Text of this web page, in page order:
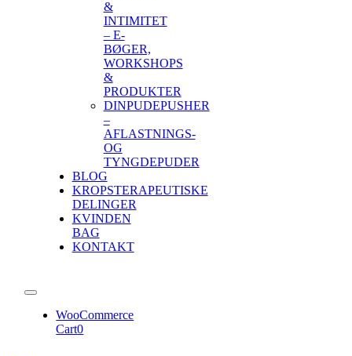
&
INTIMITET
– E-
BØGER,
WORKSHOPS
&
PRODUKTER
DINPUDEPUSHER
–
AFLASTNINGS-
OG
TYNGDEPUDER
BLOG
KROPSTERAPEUTISKE
DELINGER
KVINDEN
BAG
KONTAKT
Toggle
NavigationWooCommerce
Cart0